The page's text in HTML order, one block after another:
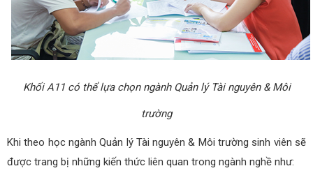
Khối A11 có thể lựa chọn ngành Quản lý Tài nguyên & Môi
trường
Khi theo học ngành Quản lý Tài nguyên & Môi trường sinh viên sẽ
được trang bị những kiến thức liên quan trong ngành nghề như: